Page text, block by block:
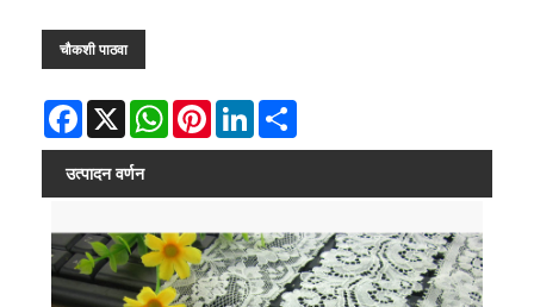
चौकशी पाठवा
Facebook
X WhatsAppPinterestLinkedIn
उत्पादन वर्णन